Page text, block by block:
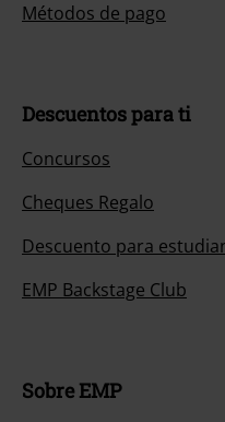
Métodos de pago
Descuentos para ti
Concursos
Cheques Regalo
Descuento para
EMP Backstage Club
Sobre EMP